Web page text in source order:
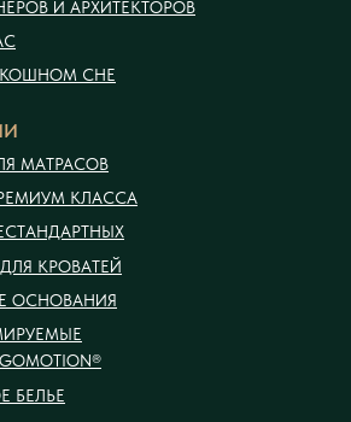
И АРХИТЕКТОРОВ
СНЕ
МАТРАСОВ
КЛАССА
КРОВАТЕЙ
ОСНОВАНИЯ
БЕЛЬЕ